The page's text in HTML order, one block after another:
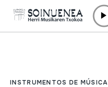
INSTRUMENTOS DE MÚSICA
Filtrar